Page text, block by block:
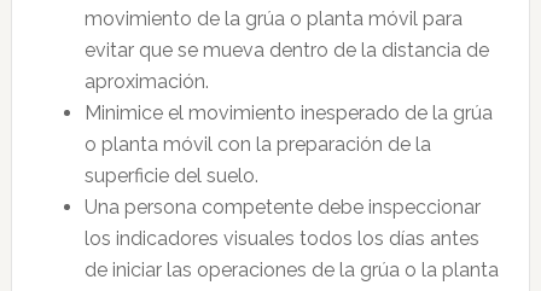
movimiento de la grúa o planta móvil para
evitar que se mueva dentro de la distancia de
aproximación.
Minimice el movimiento inesperado de la grúa
o planta móvil con la preparación de la
superficie del suelo.
Una persona competente debe inspeccionar
los indicadores visuales todos los días antes
de iniciar las operaciones de la grúa o la planta